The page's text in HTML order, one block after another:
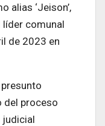
alias ‘Jeison’,
comunal
de 2023 en
del proceso
judicial